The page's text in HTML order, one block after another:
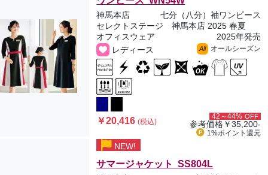
神馬本店
七分（八分）袖ワンピース
セレクトステージ 神馬本店 2025 春夏
オフィスウェア
2025年発売
レディース
All オールシーズン
￥20,416(税込)
42～44% OFF
参考価格￥35,200-
1%ポイント 還元
NEW!
サマージャケット SS804L